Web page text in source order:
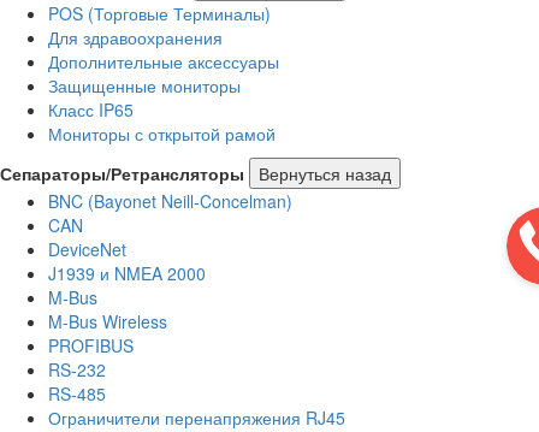
POS (Торговые Терминалы)
Для здравоохранения
Дополнительные аксессуары
Защищенные мониторы
Класс IP65
Мониторы с открытой рамой
Сепараторы/Ретрансляторы
Вернуться назад
BNC (Bayonet Neill-Concelman)
CAN
DeviceNet
J1939 и NMEA 2000
M-Bus
M-Bus Wireless
PROFIBUS
RS-232
RS-485
Ограничители перенапряжения RJ45